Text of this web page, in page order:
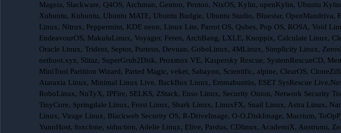
Mageia, Slackware, Q4OS, Archman, Gentoo, Pentoo, NixOS, Kylin, openKylin, Ubuntu
Xubuntu, Kubuntu, Ubuntu MATE, Ubuntu Budgie, Ubuntu Studio, Bluestar, OpenMandriva,
Linux, Nitrux, Peppermint, KDE neon, Linux Lite, Parrot OS, Qubes, Pop OS, ROSA, Void
EndeavourOS, MakuluLinux, Voyager, Feren, ArchBang, LXLE, Knoppix, Calculate Linux,
Oracle Linux, Trident, Septor, Porteus, Devuan, GoboLinux, 4MLinux, Simplicity Linux,
netboot.xyz, Slitaz, SuperGrub2Disk, Proxmox VE, Kaspersky Rescue, SystemRescueCD,
MiniTool Partition Wizard, Parted Magic, veket, Sabayon, Scientific, alpine, ClearOS,
Ataraxia Linux, Minimal Linux Live, BackBox Linux, Emmabuntüs, ESET SysRescue
RoboLinux, NuTyX, IPFire, SELKS, ZStack, Enso Linux, Security Onion, Network Security
TinyCore, Springdale Linux, Frost Linux, Shark Linux, LinuxFX, Snail Linux, Astra Linux,
Linux, Virage Linux, Blackweb Security OS, R-DriveImage, O-O.DiskImage, Macrium,
YunoHost, foxclone, siduction, Adelie Linux, Elive, Pardus, CDlinux, AcademiX, Austrumi,